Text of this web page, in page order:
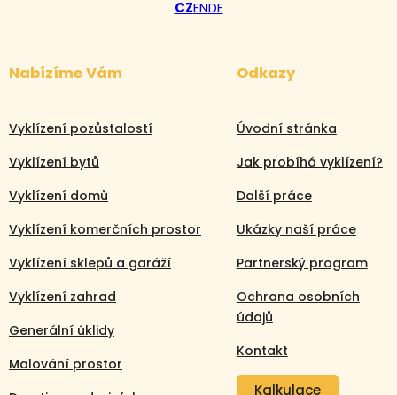
CZENDE
Nabízíme Vám
Vyklízení pozůstalostí
Vyklízení bytů
Vyklízení domů
Vyklízení komerčních prostor
Vyklízení sklepů a garáží
Vyklízení zahrad
Generální úklidy
Malování prostor
Odkazy
Úvodní stránka
Jak probíhá vyklízení?
Další práce
Ukázky naší práce
Partnerský program
Ochrana osobních
údajů
Kontakt
Kalkulace